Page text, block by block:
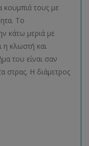
κουμπιά τους με
Το
κάτω μεριά με
η κλωστή και
του είναι σαν
στρας. Η διάμετρος